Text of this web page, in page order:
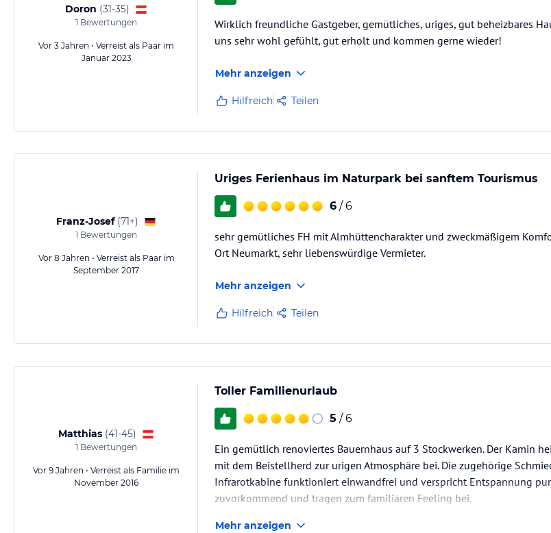
Allgemeine und unverbindliche Hoteliers-/Veranstalter-/Kataloginformationen. Alle Angaben ohne
Gewähr und ohne Prüfung durch HolidayCheck. Bitte lies vor der Buchung die verbindlichen Angebotsdetailsdes
jeweiligen Veranstalters.
Doron (31-35)
1 Bewertungen
Vor 3 Jahren • Verreist als Paar im
Januar 2023
Wirklich freundliche Gastgeber, gemütliches, uriges, gut beheizbares
uns sehr wohl gefühlt, gut erholt und kommen gerne wieder!
Mehr anzeigen
Hilfreich Teilen
Franz-Josef (71+)
1 Bewertungen
Vor 8 Jahren • Verreist als Paar im
September 2017
Uriges Ferienhaus im Naturpark bei sanftem Tourismus
6 / 6
sehr gemütliches FH mit Almhüttencharakter und zweckmäßigem
Ort Neumarkt, sehr liebenswürdige Vermieter.
Mehr anzeigen
Hilfreich Teilen
Matthias (41-45)
1 Bewertungen
Vor 9 Jahren • Verreist als Familie im
November 2016
Toller Familienurlaub
5 / 6
Ein gemütlich renoviertes Bauernhaus auf 3 Stockwerken. Der Kamin
mit dem Beistellherd zur urigen Atmosphäre bei. Die zugehörige
Infrarotkabine funktioniert einwandfrei und verspricht Entspannung
zuvorkommend und tragen zum familiären Feeling bei.
Mehr anzeigen